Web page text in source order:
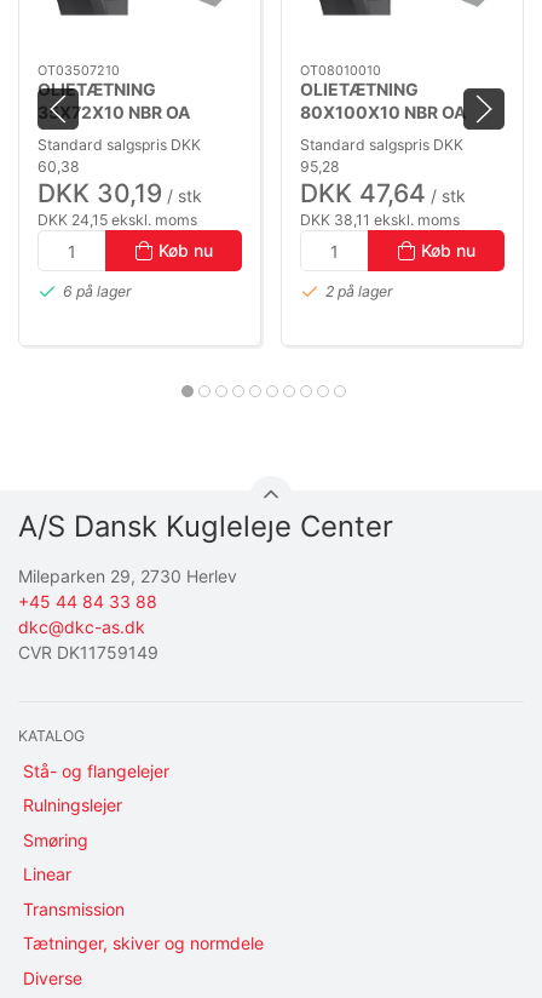
OT03507210
OLIETÆTNING
35X72X10 NBR OA
Standard salgspris DKK
60,38
DKK 30,19 / stk
DKK 24,15 ekskl. moms
Køb nu
6 på lager
OT08010010
OLIETÆTNING
80X100X10 NBR OA
Standard salgspris DKK
95,28
DKK 47,64 / stk
DKK 38,11 ekskl. moms
Køb nu
2 på lager
A/S Dansk Kugleleje Center
Mileparken 29, 2730 Herlev
+45 44 84 33 88
dkc@dkc-as.dk
CVR DK11759149
KATALOG
Stå- og flangelejer
Rulningslejer
Smøring
Linear
Transmission
Tætninger, skiver og normdele
Diverse